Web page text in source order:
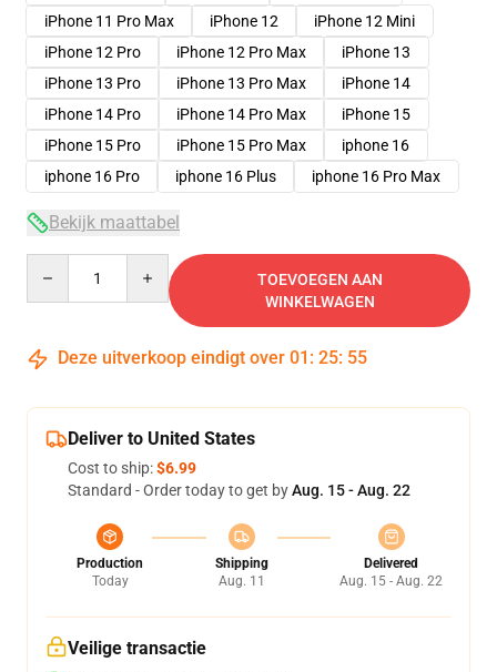
iPhone 11 Pro Max
iPhone 12
iPhone 12 Mini
iPhone 12 Pro
iPhone 12 Pro Max
iPhone 13
iPhone 13 Pro
iPhone 13 Pro Max
iPhone 14
iPhone 14 Pro
iPhone 14 Pro Max
iPhone 15
iPhone 15 Pro
iPhone 15 Pro Max
iphone 16
iphone 16 Pro
iphone 16 Plus iphone 16 Pro Max
Bekijk maattabel
TOEVOEGEN AAN
WINKELWAGEN
Deze uitverkoop eindigt over 01 : 25: 54
Deliver to United States
Cost to ship:$6.99
Standard - Order today to get byAug. 15 - Aug. 22
Production
Today
Shipping
Aug. 11
Delivered
Aug. 15 - Aug. 22
Veilige transactie